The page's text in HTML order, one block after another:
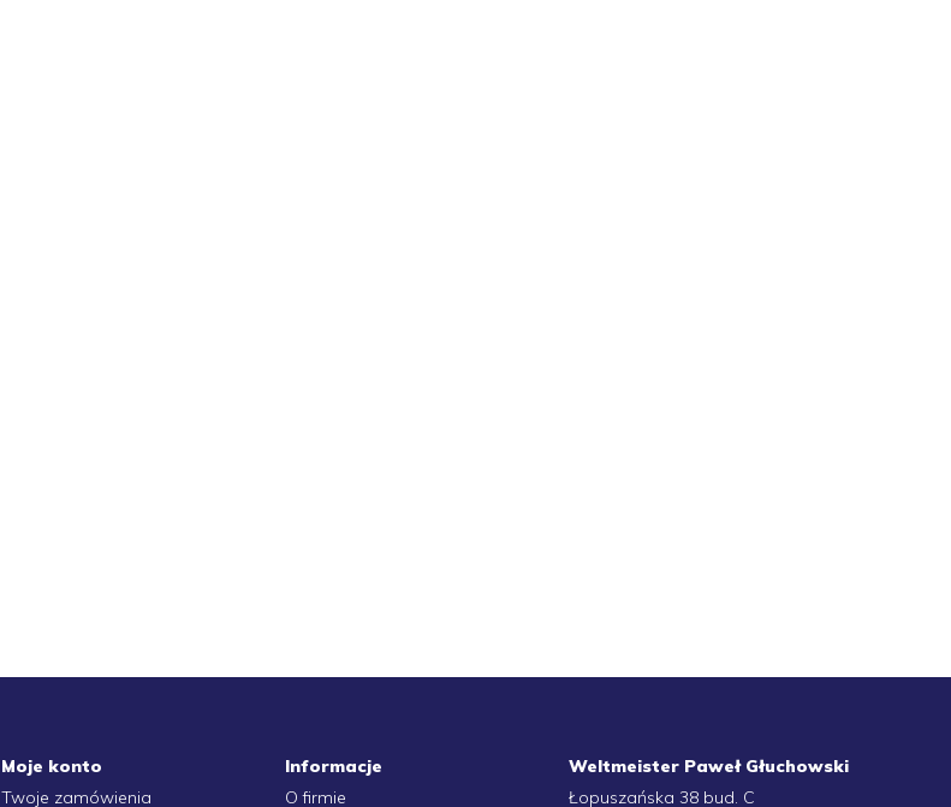
Moje konto
Twoje zamówienia
Informacje
O firmie
Weltmeister Paweł Głuchowski
Łopuszańska 38 bud. C